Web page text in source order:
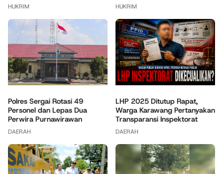
HUKRIM HUKRIM
Polres Sergai Rotasi 49
Personel dan Lepas Dua
Perwira Purnawirawan
DAERAH
LHP 2025 Ditutup Rapat,
Warga Karawang Pertanyakan
Transparansi Inspektorat
DAERAH